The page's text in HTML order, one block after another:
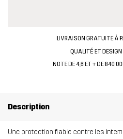
LIVRAISON GRATUITE À
QUALITÉ ET
NOTE DE 4,6 ET + DE 840
Description
Une protection fiable contre les